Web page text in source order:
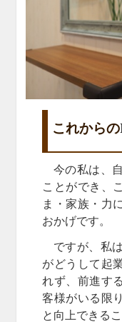
これからの
今の私は、
ことができ、
ま・家族・力
おかげです。
ですが、私
がどうして起
れず、前進す
客様がいる限
と向上できる